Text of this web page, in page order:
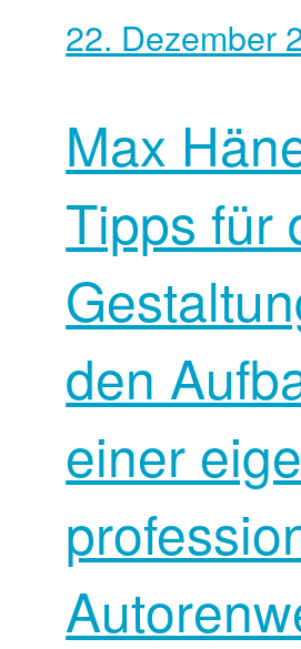
22. Dezember
Max
Tipps für
den
einer